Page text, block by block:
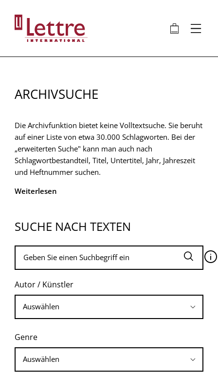
Inhalt
🛍 ⋮
ARCHIVSUCHE
Die Archivfunktion bietet keine Volltextsuche. Sie beruht
auf einer Liste von etwa 30.000 Schlagworten. Bei der
„erweiterten Suche" kann man auch nach
Schlagwortbestandteil, Titel, Untertitel, Jahr, Jahreszeit
und Heftnummer suchen.
Weiterlesen
SUCHE NACH TEXTEN
🛈
Autor / Künstler
Genre